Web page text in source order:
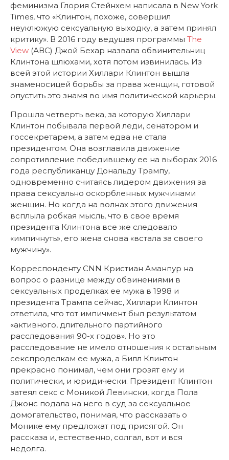
феминизма Глория Стейнхем написала в New York
Times, что «Клинтон, похоже, совершил
неуклюжую сексуальную выходку, а затем принял
критику». В 2016 году ведущая программы The
View (АВС) Джой Бехар назвала обвинительниц
Клинтона шлюхами, хотя потом извинилась. Из
всей этой истории Хиллари Клинтон вышла
знаменосицей борьбы за права женщин, готовой
опустить это знамя во имя политической карьеры.
Прошла четверть века, за которую Хиллари
Клинтон побывала первой леди, сенатором и
госсекретарем, а затем едва не стала
президентом. Она возглавила движение
сопротивление победившему ее на выборах 2016
года республиканцу Дональду Трампу,
одновременно считаясь лидером движения за
права сексуально оскорбленных мужчинами
женщин. Но когда на волнах этого движения
всплыла робкая мысль, что в свое время
президента Клинтона все же следовало
«импичнуть», его жена снова «встала за своего
мужчину».
Корреспонденту CNN Кристиан Аманпур на
вопрос о разнице между обвинениями в
сексуальных проделках ее мужа в 1998 и
президента Трампа сейчас, Хиллари Клинтон
ответила, что тот импичмент был результатом
«активного, длительного партийного
расследования 90-х годов». Но это
расследование не имело отношения к остальным
секспроделкам ее мужа, а Билл Клинтон
прекрасно понимал, чем они грозят ему и
политически, и юридически. Президент Клинтон
затеял секс с Моникой Левински, когда Пола
Джонс подала на него в суд за сексуальное
домогательство, понимая, что рассказать о
Монике ему предложат под присягой. Он
рассказа и, естественно, солгал, вот и вся
недолга.